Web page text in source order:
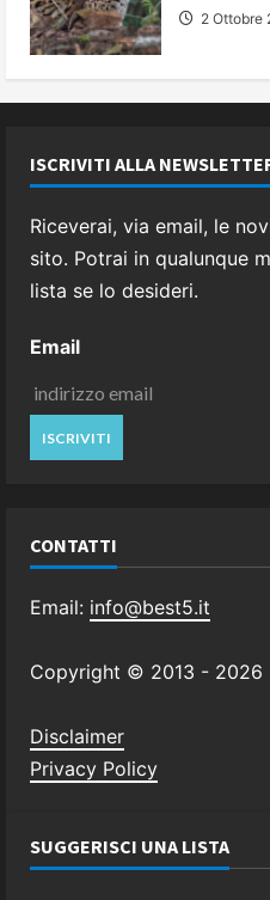
2 Ottobre
ISCRIVITI ALLA
Riceverai, via email, le
sito. Potrai in qualunque
lista se lo desideri.
Email
CONTATTI
Email: info@best5.it
Copyright © 2013 - 2026
Disclaimer
Privacy Policy
SUGGERISCI UNA LISTA